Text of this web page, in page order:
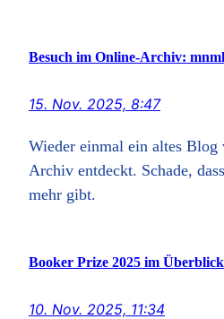
Besuch im Online-Archiv:
15. Nov. 2025, 8:47
Wieder einmal ein altes
Archiv entdeckt. Schade,
mehr gibt.
Booker Prize 2025 im Überblick
10. Nov. 2025, 11:34